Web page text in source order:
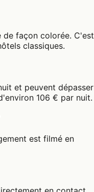
de façon colorée. C'est
classiques.
et peuvent dépasser
106 € par nuit.
est filmé en